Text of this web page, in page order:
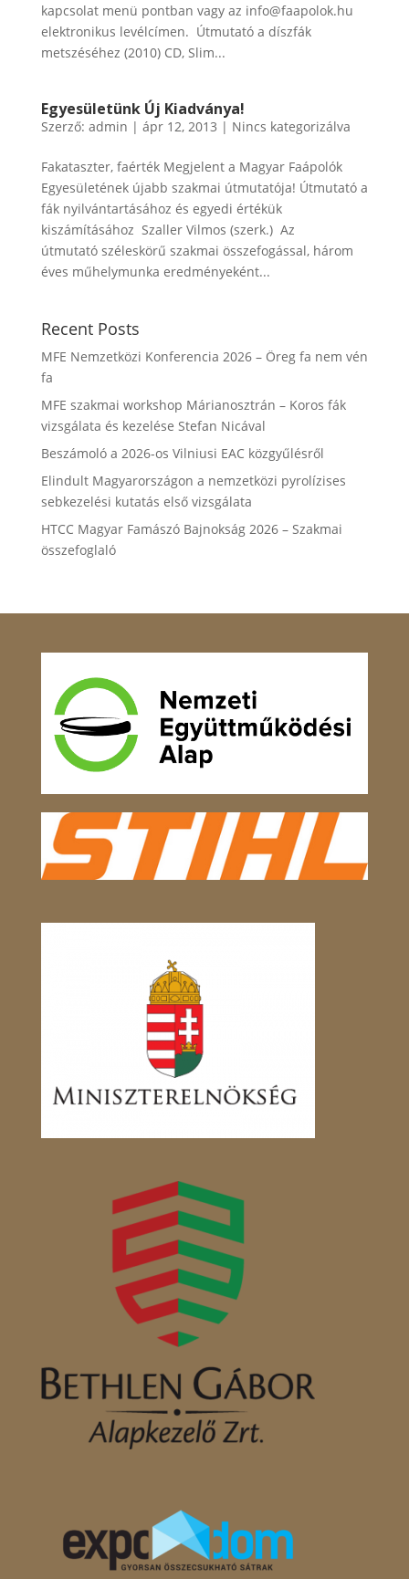
kapcsolat menü pontban vagy az info@faapolok.hu
elektronikus levélcímen. Útmutató a díszfák
metszéséhez (2010) CD, Slim...
Egyesületünk Új Kiadványa!
Szerző: admin | ápr 12, 2013 | Nincs kategorizálva
Fakataszter, faérték Megjelent a Magyar Faápolók
Egyesületének újabb szakmai útmutatója! Útmutató a
fák nyilvántartásához és egyedi értékük
kiszámításához Szaller Vilmos (szerk.) Az
útmutató széleskörű szakmai összefogással, három
éves műhelymunka eredményeként...
Recent Posts
MFE Nemzetközi Konferencia 2026 – Öreg fa nem vén
fa
MFE szakmai workshop Márianosztrán – Koros fák
vizsgálata és kezelése Stefan Nicával
Beszámoló a 2026-os Vilniusi EAC közgyűlésről
Elindult Magyarországon a nemzetközi pyrolízises
sebkezelési kutatás első vizsgálata
HTCC Magyar Famászó Bajnokság 2026 – Szakmai
összefoglaló